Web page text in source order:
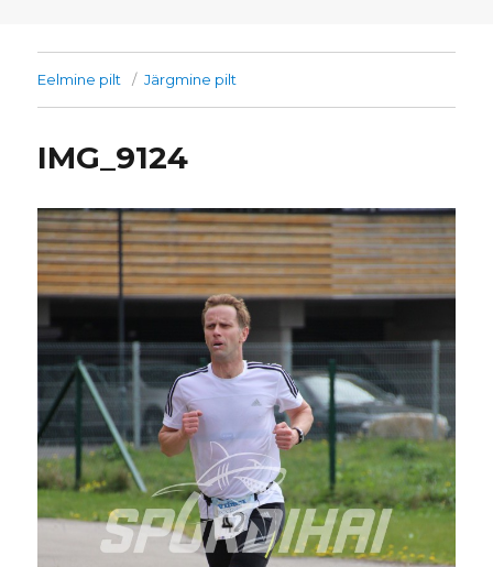
Eelmine pilt Järgmine pilt
IMG_9124